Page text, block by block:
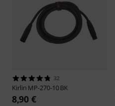
32
Kirlin MP-270-10 BK
8,90 €